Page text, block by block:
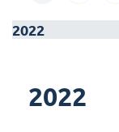
2022
2022